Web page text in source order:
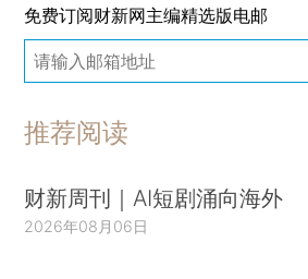
免费订阅财新网主编精选版电邮
推荐阅读
财新周刊｜AI短剧涌向海外
2026年08月06日